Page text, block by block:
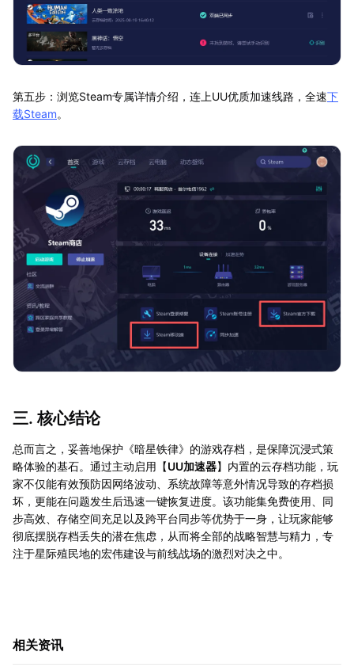
第五步：浏览Steam专属详情介绍，连上UU优质加速线路，全速下
载Steam。
三. 核心结论
总而言之，妥善地保护《暗星铁律》的游戏存档，是保障沉浸式策
略体验的基石。通过主动启用【UU加速器】内置的云存档功能，玩
家不仅能有效预防因网络波动、系统故障等意外情况导致的存档损
坏，更能在问题发生后迅速一键恢复进度。该功能集免费使用、同
步高效、存储空间充足以及跨平台同步等优势于一身，让玩家能够
彻底摆脱存档丢失的潜在焦虑，从而将全部的战略智慧与精力，专
注于星际殖民地的宏伟建设与前线战场的激烈对决之中。
相关资讯